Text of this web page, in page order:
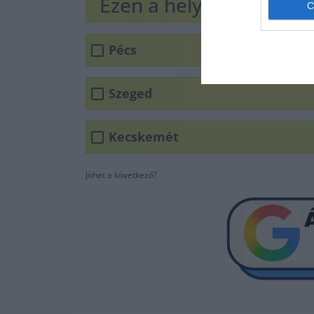
Pécs
Szeged
Kecskemét
Jöhet a következő?